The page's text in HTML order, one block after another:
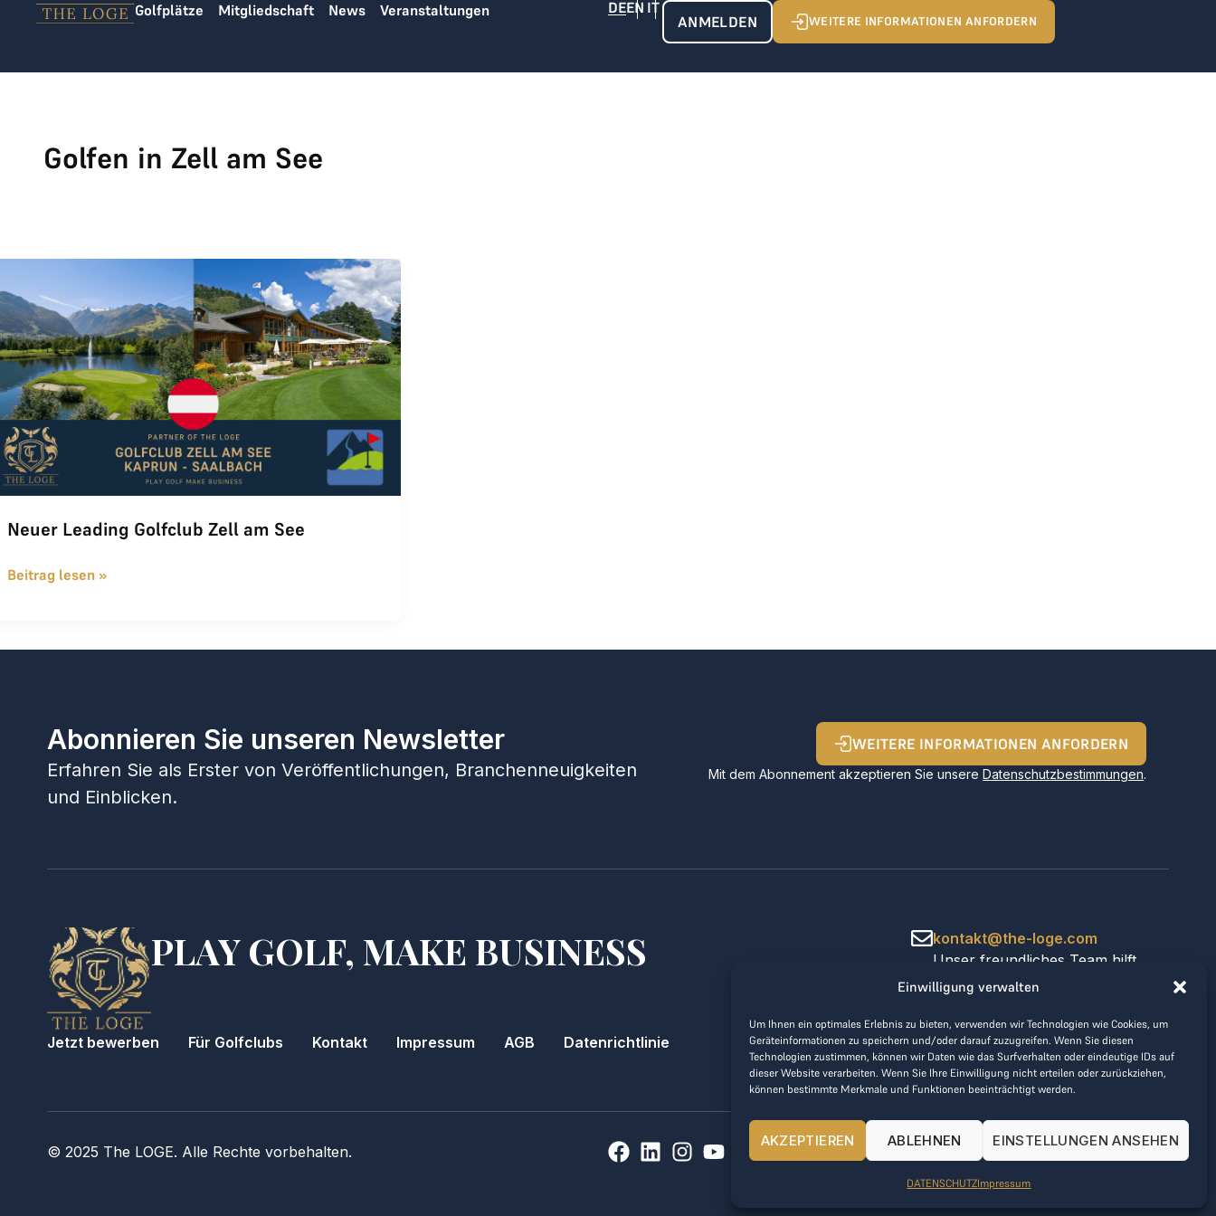
Einwilligung verwalten
Um Ihnen ein optimales Erlebnis zu bieten, verwenden wir Technologien wie Cookies, um
Geräteinformationen zu speichern und/oder darauf zuzugreifen. Wenn Sie diesen
Technologien zustimmen, können wir Daten wie das Surfverhalten oder eindeutige IDs auf
dieser Website verarbeiten. Wenn Sie Ihre Einwilligung nicht erteilen oder zurückziehen,
können bestimmte Merkmale und Funktionen beeinträchtigt werden.
AKZEPTIEREN ABLEHNEN EINSTELLUNGEN ANSEHEN
DATENSCHUTZImpressum
Zum Inhalt springen Golfplätze Mitgliedschaft News Veranstaltungen
ANMELDEN WEITERE INFORMATIONEN ANFORDERN
Golfen in Zell am See
Neuer Leading Golfclub Zell am See
Beitrag lesen »
Abonnieren Sie unseren Newsletter
Erfahren Sie als Erster von Veröffentlichungen, Branchenneuigkeiten
und Einblicken.
WEITERE INFORMATIONEN ANFORDERN
Mit dem Abonnement akzeptieren Sie unsereDatenschutzbestimmungen.
PLAY GOLF, MAKE BUSINESS
Jetzt bewerben Für Golfclubs Kontakt Impressum AGB Datenrichtlinie
kontakt@the-loge.com
Unser freundliches Team hilft
Ihnen gerne weiter.
Mo-Fr von 8:00 bis 17:00 Uhr.
© 2025 The LOGE. Alle Rechte vorbehalten.